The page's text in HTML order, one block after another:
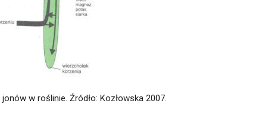
w roślinie. Źródło: Kozłowska 2007.